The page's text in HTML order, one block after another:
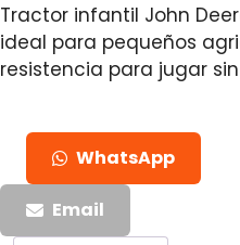
Tractor infantil John
ideal para pequeños
resistencia para jugar
WhatsApp
Email